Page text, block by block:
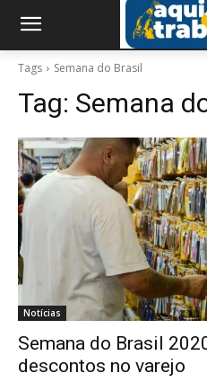
Tags Semana do Brasil
Tag: Semana
Notícias
Semana do Brasil
descontos no varejo